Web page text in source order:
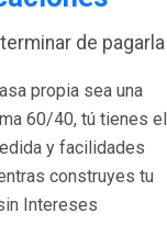
de pagarla
propia sea una
60/40, tú tienes el
y facilidades
construyes tu
Intereses